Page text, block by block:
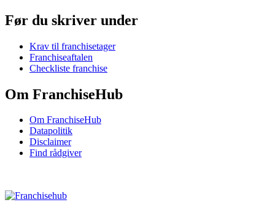
Før du skriver under
Krav til franchisetager
Franchiseaftalen
Checkliste franchise
Om FranchiseHub
Om FranchiseHub
Datapolitik
Disclaimer
Find rådgiver